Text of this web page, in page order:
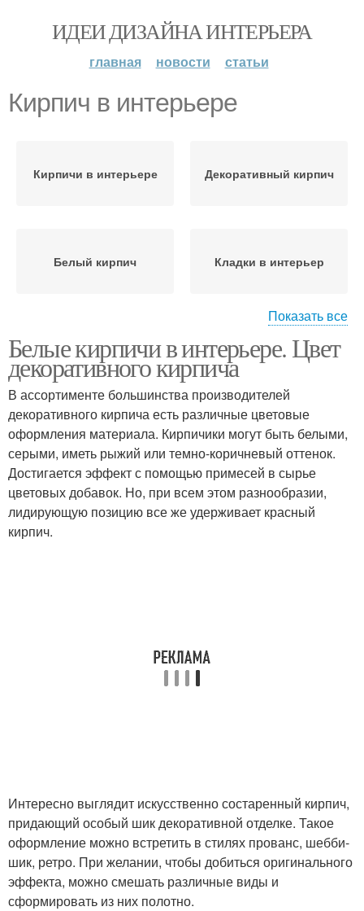
ИДЕИ ДИЗАЙНА ИНТЕРЬЕРА
главная новости статьи
Кирпич в интерьере
Кирпичи в интерьере Декоративный кирпич
Белый кирпич Кладки в интерьер
Серый кирпич Стен из белого кирпича
Стены в интерьере Стен в интерьере
Клинкерный кирпич
Белые в интерьере Стен под кирпич
Показать все
Белые кирпичи в интерьере. Цвет
декоративного кирпича
В ассортименте большинства производителей
декоративного кирпича есть различные цветовые
оформления материала. Кирпичики могут быть белыми,
серыми, иметь рыжий или темно-коричневый оттенок.
Достигается эффект с помощью примесей в сырье
цветовых добавок. Но, при всем этом разнообразии,
лидирующую позицию все же удерживает красный
кирпич.
Интересно выглядит искусственно состаренный кирпич,
придающий особый шик декоративной отделке. Такое
оформление можно встретить в стилях прованс, шебби-
шик, ретро. При желании, чтобы добиться оригинального
эффекта, можно смешать различные виды и
сформировать из них полотно.